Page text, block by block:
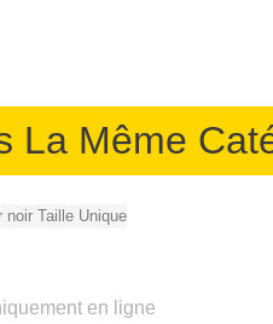
La Même
en ligne